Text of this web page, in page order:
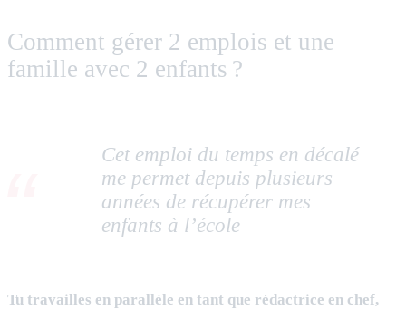
Comment gérer 2 emplois et une
famille avec 2 enfants ?
Cet emploi du temps en décalé
me permet depuis plusieurs
années de récupérer mes
enfants à l’école
Tu travailles en parallèle en tant que rédactrice en chef,